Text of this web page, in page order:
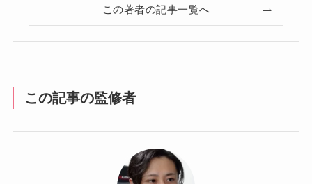
この著者の記事一覧へ
この記事の監修者